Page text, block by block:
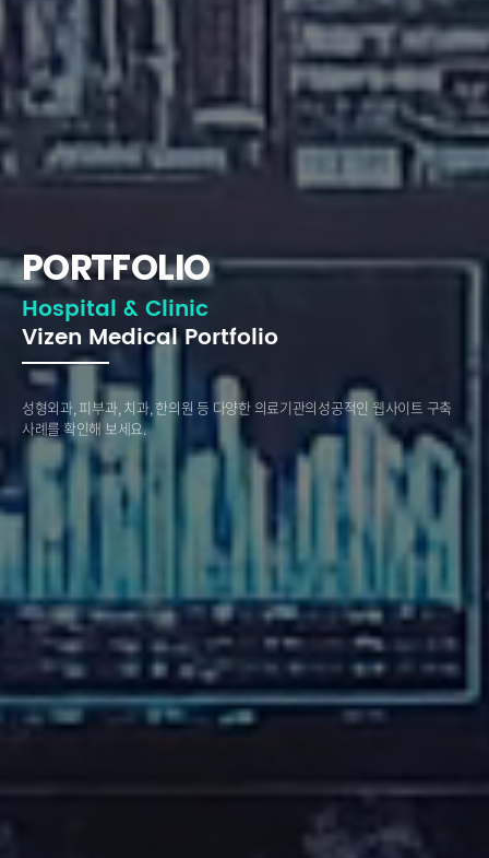
PORTFOLIO
Hospital & Clinic
Vizen Medical Portfolio
성형외과, 피부과, 치과, 한의원 등 다양한 의료기관의성공적인 웹사이트 구축
사례를 확인해 보세요.